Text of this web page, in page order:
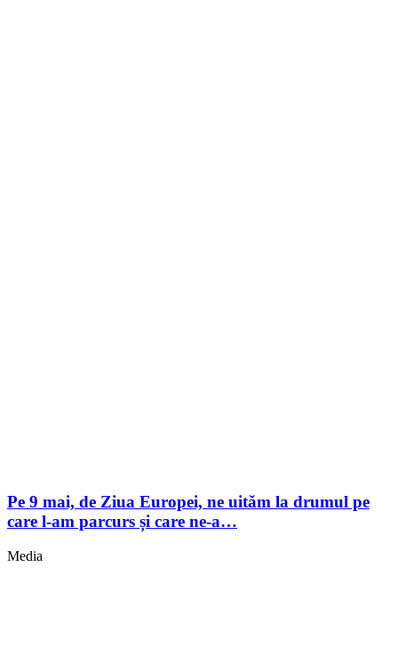
Pe 9 mai, de Ziua Europei, ne uităm la drumul pe
care l-am parcurs și care ne-a…
Media